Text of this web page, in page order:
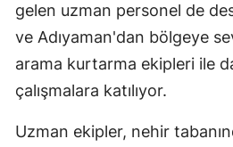
gelen uzman personel de
ve Adıyaman'dan bölgeye
arama kurtarma ekipleri ile
çalışmalara katılıyor.
Uzman ekipler, nehir